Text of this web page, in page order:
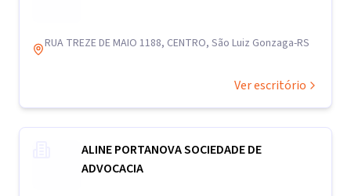
RUA TREZE DE MAIO 1188, CENTRO, São Luiz Gonzaga-RS
Ver escritório
ALINE PORTANOVA SOCIEDADE DE
ADVOCACIA